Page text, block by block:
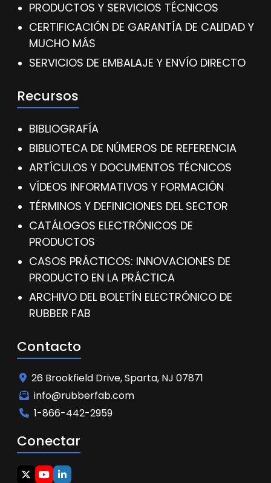
PRODUCTOS Y SERVICIOS TÉCNICOS
CERTIFICACIÓN DE GARANTÍA DE CALIDAD Y
MUCHO MÁS
SERVICIOS DE EMBALAJE Y ENVÍO DIRECTO
Recursos
BIBLIOGRAFÍA
BIBLIOTECA DE NÚMEROS DE REFERENCIA
ARTÍCULOS Y DOCUMENTOS TÉCNICOS
VÍDEOS INFORMATIVOS Y FORMACIÓN
TÉRMINOS Y DEFINICIONES DEL SECTOR
CATÁLOGOS ELECTRÓNICOS DE
PRODUCTOS
CASOS PRÁCTICOS: INNOVACIONES DE
PRODUCTO EN LA PRÁCTICA
ARCHIVO DEL BOLETÍN ELECTRÓNICO DE
RUBBER FAB
Contacto
26 Brookfield Drive, Sparta, NJ 07871
info@rubberfab.com
1-866-442-2959
Conectar